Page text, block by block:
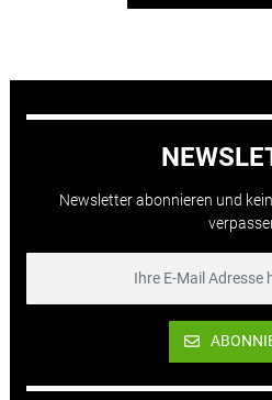
Newsletter abonnieren und